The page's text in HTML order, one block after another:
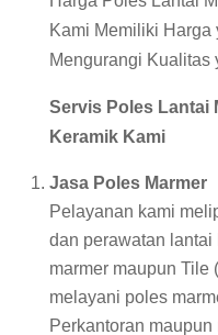
Kami Memiliki Harga
Mengurangi Kualitas
Servis Poles Lantai
Keramik Kami
Jasa Poles Marmer
Pelayanan kami
dan perawatan
marmer maupun Tile
melayani poles
Perkantoran maupun